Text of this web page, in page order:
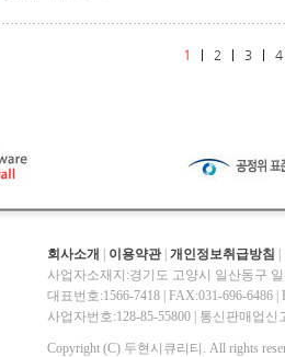
1 | 2 | 3 | 4
회사소개 이용약관| 개인정보취급방침
사업자소재지:경기도 고양시 일산동구
대표번호:1566-7418 | FAX:031-696-6486 |
사업자번호:128-85-55800 | 통신판매업
Copyright (C) 두현시큐리티. All rights